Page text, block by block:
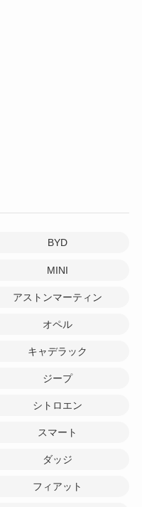
BYD
MINI
アストンマーティン
オペル
キャデラック
ジープ
シトロエン
スマート
ダッジ
フィアット